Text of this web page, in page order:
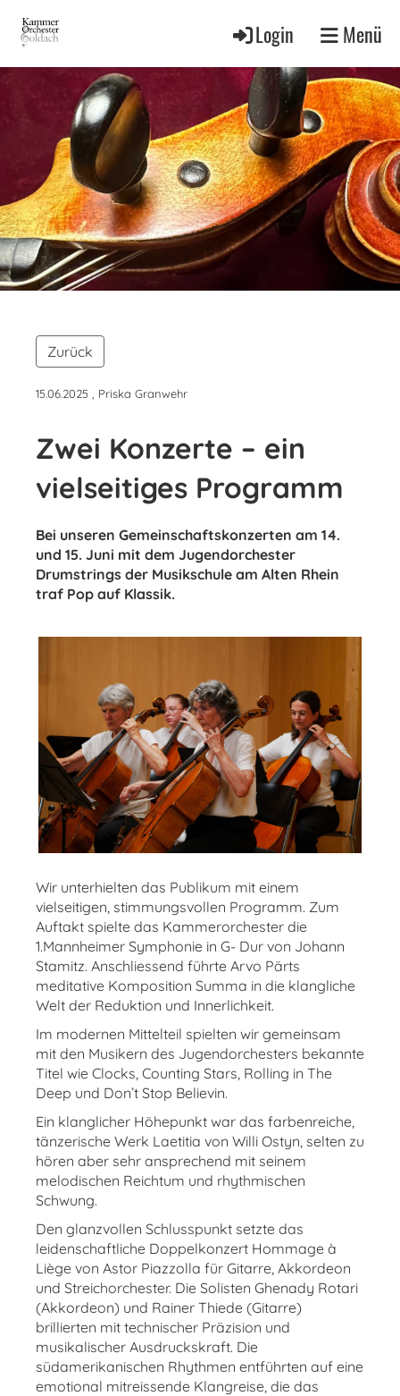
Login Menü
Zurück
15.06.2025 , Priska Granwehr
Zwei Konzerte – ein
vielseitiges Programm
Bei unseren Gemeinschaftskonzerten am 14.
und 15. Juni mit dem Jugendorchester
Drumstrings der Musikschule am Alten Rhein
traf Pop auf Klassik.
Wir unterhielten das Publikum mit einem
vielseitigen, stimmungsvollen Programm. Zum
Auftakt spielte das Kammerorchester die
1.Mannheimer Symphonie in G- Dur von Johann
Stamitz. Anschliessend führte Arvo Pärts
meditative Komposition Summa in die klangliche
Welt der Reduktion und Innerlichkeit.
Im modernen Mittelteil spielten wir gemeinsam
mit den Musikern des Jugendorchesters bekannte
Titel wie Clocks, Counting Stars, Rolling in The
Deep und Don’t Stop Believin.
Ein klanglicher Höhepunkt war das farbenreiche,
tänzerische Werk Laetitia von Willi Ostyn, selten zu
hören aber sehr ansprechend mit seinem
melodischen Reichtum und rhythmischen
Schwung.
Den glanzvollen Schlusspunkt setzte das
leidenschaftliche Doppelkonzert Hommage à
Liège von Astor Piazzolla für Gitarre, Akkordeon
und Streichorchester. Die Solisten Ghenady Rotari
(Akkordeon) und Rainer Thiede (Gitarre)
brillierten mit technischer Präzision und
musikalischer Ausdruckskraft. Die
südamerikanischen Rhythmen entführten auf eine
emotional mitreissende Klangreise, die das